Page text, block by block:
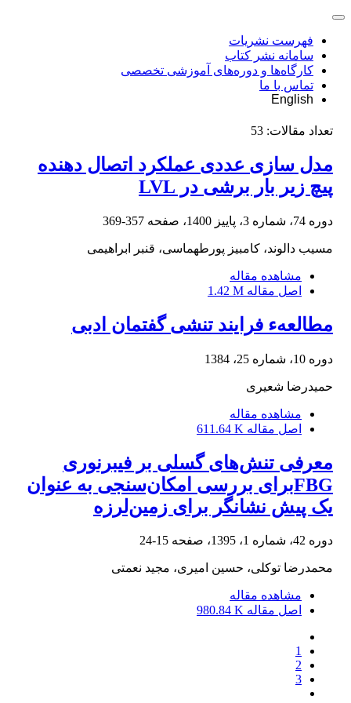
فهرست نشریات
سامانه نشر کتاب
کارگاه‌ها و دوره‌های آموزشی تخصصی
تماس با ما
English
تعداد مقالات: 53
مدل سازی عددی عملکرد اتصال دهنده
پیچ زیر بار برشی در LVL
دوره 74، شماره 3، پاییز 1400، صفحه 357-369
مسیب دالوند، کامبیز پورطهماسی، قنبر ابراهیمی
مشاهده مقاله
اصل مقاله 1.42 M
مطالعهء فرایند تنشی گفتمان ادبی
دوره 10، شماره 25، 1384
حمیدرضا شعیرى
مشاهده مقاله
اصل مقاله 611.64 K
معرفی تنش‌های گسلی بر فیبرنوری
FBGبرای بررسی امکان‌سنجی به عنوان
یک پیش نشانگر برای زمین‌لرزه
دوره 42، شماره 1، 1395، صفحه 15-24
محمدرضا توکلی، حسین امیری، مجید نعمتی
مشاهده مقاله
اصل مقاله 980.84 K
1
2
3